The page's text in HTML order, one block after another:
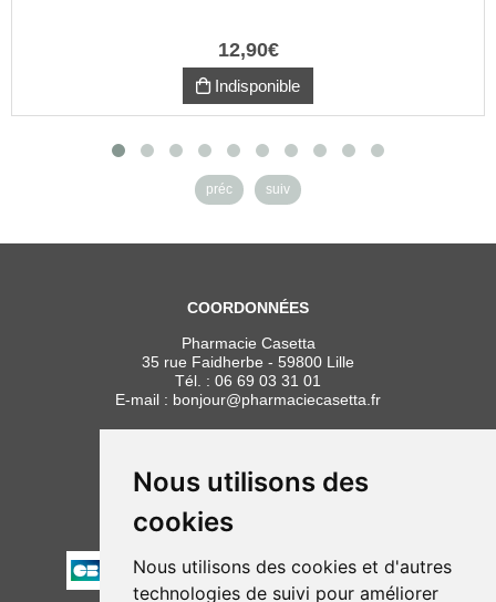
Nous utilisons des
cookies
Nous utilisons des cookies et d'autres
technologies de suivi pour améliorer
12,90€
Indisponible
préc suiv
COORDONNÉES
Pharmacie Casetta
35 rue Faidherbe - 59800 Lille
Tél. : 06 69 03 31 01
E-mail : bonjour@pharmaciecasetta.fr
HORAIRES
Lundi au vendredi : 8h30 à 19h30
Samedi : 9h00 à 19h30
PAIEMENT